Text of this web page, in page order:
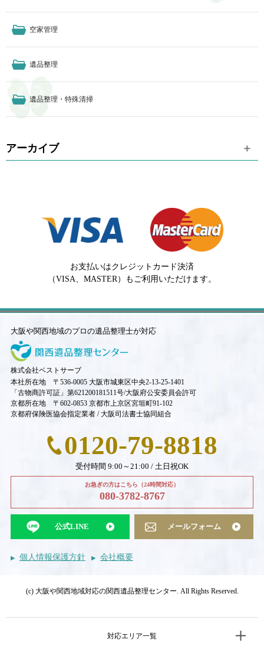
空家管理
遺品整理
遺品整理・特殊清掃
アーカイブ
お支払いはクレジットカード決済
（VISA、MASTER）もご利用いただけます。
大阪や関西地域のプロの遺品整理士が対応
株式会社ベストサーブ
本社所在地 〒536-0005 大阪市城東区中央2-13-25-1401
「古物商許可証」第621200181511号/大阪府公安委員会許可
京都所在地 〒602-0853 京都市上京区宮垣町91-102
京都府保険医協会指定業者 / 大阪司法書士協同組合
0120-79-8818
受付時間 9:00～21:00 / 土日祝OK
お急ぎの方はこちら（24時間対応）
080-3782-8767
公式LINE メールフォーム
個人情報保護方針 会社概要
(c) 大阪や関西地域対応の関西遺品整理センター. All Rights Reserved.
対応エリア一覧